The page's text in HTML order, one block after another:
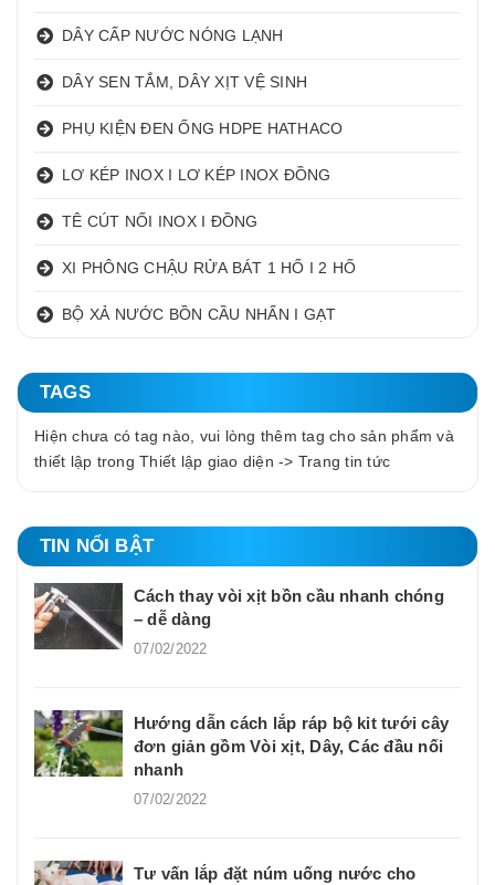
DÂY CẤP NƯỚC NÓNG LẠNH
DÂY SEN TẮM, DÂY XỊT VỆ SINH
PHỤ KIỆN ĐEN ỐNG HDPE HATHACO
LƠ KÉP INOX I LƠ KÉP INOX ĐỒNG
TÊ CÚT NỐI INOX I ĐỒNG
XI PHÔNG CHẬU RỬA BÁT 1 HỐ I 2 HỐ
BỘ XẢ NƯỚC BỒN CẦU NHẤN I GẠT
TAGS
Hiện chưa có tag nào, vui lòng thêm tag cho sản phẩm và
thiết lập trong Thiết lập giao diện -> Trang tin tức
TIN NỔI BẬT
Cách thay vòi xịt bồn cầu nhanh chóng
– dễ dàng
07/02/2022
Hướng dẫn cách lắp ráp bộ kit tưới cây
đơn giản gồm Vòi xịt, Dây, Các đầu nối
nhanh
07/02/2022
Tư vấn lắp đặt núm uống nước cho